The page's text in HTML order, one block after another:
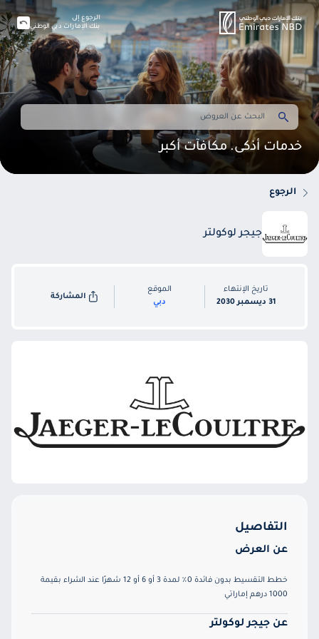
خدمات أذكى. مكافآت أكبر
الرجوع إلى
بنك الإمارات دبي الوطني
الرجوع
جيجر لوكولتر
تاريخ الإنتهاء
31 ديسمبر 2030
الموقع
دبي
المشاركة
التفاصيل
عن العرض
خطط التقسيط بدون فائدة 0٪ لمدة 3 أو 6 أو 12 شهرًا عند الشراء بقيمة
1000 درهم إماراتي
عن جيجر لوكولتر